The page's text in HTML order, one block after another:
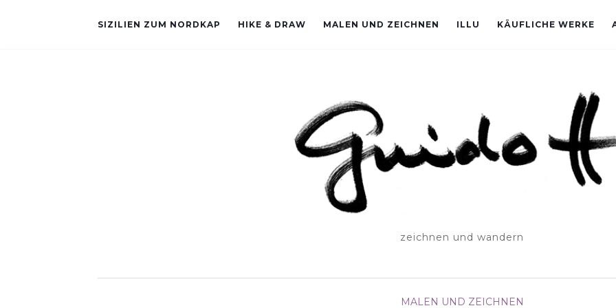
SIZILIEN ZUM NORDKAP HIKE & DRAW MALEN UND ZEICHNEN ILLU KÄUFLICHE WERKE
zeichnen und wandern
MALEN UND ZEICHNEN